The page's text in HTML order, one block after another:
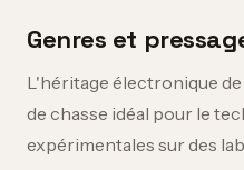
Genres et
L'héritage électronique
de chasse idéal pour le
expérimentales sur des